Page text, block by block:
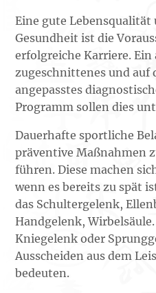
Eine gute Lebensqualität
Gesundheit ist die
erfolgreiche Karriere. Ein
zugeschnittenes und auf
angepasstes
Programm sollen dies
Dauerhafte sportliche
präventive Maßnahmen
führen. Diese machen
wenn es bereits zu spät
das Schultergelenk,
Handgelenk,
Kniegelenk oder
Ausscheiden aus dem
bedeuten.